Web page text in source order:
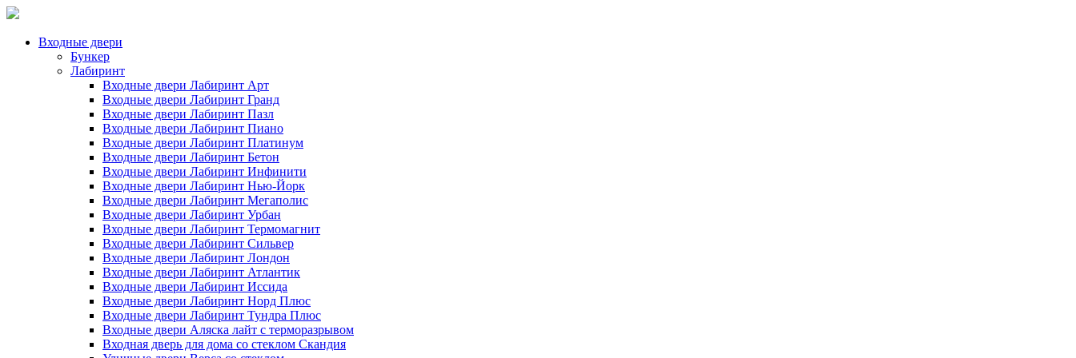
Входные двери
Бункер
Лабиринт
Входные двери Лабиринт Арт
Входные двери Лабиринт Гранд
Входные двери Лабиринт Пазл
Входные двери Лабиринт Пиано
Входные двери Лабиринт Платинум
Входные двери Лабиринт Бетон
Входные двери Лабиринт Инфинити
Входные двери Лабиринт Нью-Йорк
Входные двери Лабиринт Мегаполис
Входные двери Лабиринт Урбан
Входные двери Лабиринт Термомагнит
Входные двери Лабиринт Сильвер
Входные двери Лабиринт Лондон
Входные двери Лабиринт Атлантик
Входные двери Лабиринт Иссида
Входные двери Лабиринт Норд Плюс
Входные двери Лабиринт Тундра Плюс
Входные двери Аляска лайт с терморазрывом
Входная дверь для дома со стеклом Скандия